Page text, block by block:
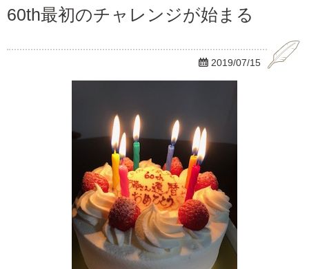
60th最初のチャレンジが始まる
 2019/07/15